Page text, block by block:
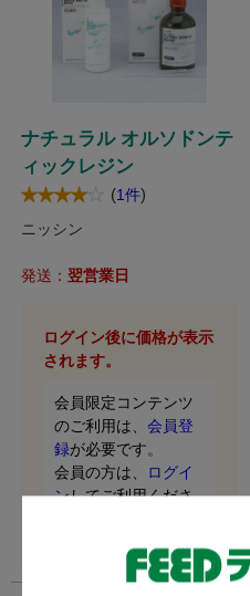
ナチュラル オルソドンテ
ィックレジン
(1件)
ニッシン
発送： 翌営業日
ログイン後に価格が表示
されます。
会員限定コンテンツ
のご利用は、 会員登
録が必要です。
会員の方は、
ログイ
ンしてご利用くださ